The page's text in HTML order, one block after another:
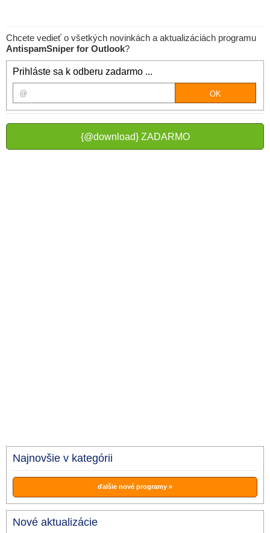
Chcete vedieť o všetkých novinkách a aktualizáciách programu
AntispamSniper for Outlook?
Prihláste sa k odberu zadarmo ...
{@download} ZADARMO
Najnovšie v kategórii
ďalšie nové programy »
Nové aktualizácie